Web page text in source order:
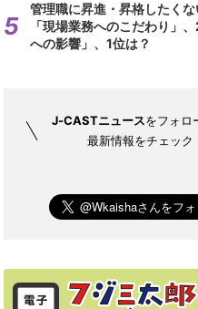
管理職に昇進・昇格したく
「現場業務へのこだわり」
への影響」、1位は？
J-CASTニュースをフォロ
最新情報をチェック